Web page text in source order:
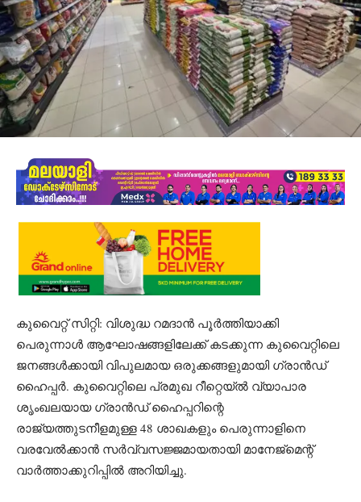
കുവൈറ്റ് സിറ്റി: വിശുദ്ധ റമദാൻ പൂർത്തിയാക്കി
പെരുന്നാൾ ആഘോഷങ്ങളിലേക്ക് കടക്കുന്ന കുവൈറ്റിലെ
ജനങ്ങൾക്കായി വിപുലമായ ഒരുക്കങ്ങളുമായി ഗ്രാൻഡ്
ഹൈപ്പർ. കുവൈറ്റിലെ പ്രമുഖ റീറ്റെയ്ൽ വ്യാപാര
ശൃംഖലയായ ഗ്രാൻഡ് ഹൈപ്പറിന്റെ
രാജ്യത്തുടനീളമുള്ള 48 ശാഖകളും പെരുന്നാളിനെ
വരവേൽക്കാൻ സർവ്വസജ്ജമായതായി മാനേജ്‌മെന്റ്
വാർത്താക്കുറിപ്പിൽ അറിയിച്ചു.